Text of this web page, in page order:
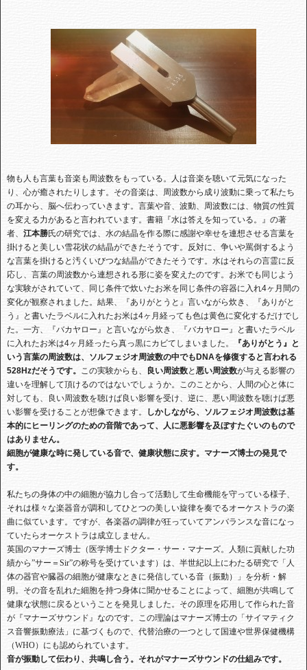
物も人も言葉も音楽も周波数をもっている。人は音楽を聴いて元気になった
り、心が癒されたりします。その音楽は、周波数から成り波動に乗って私たち
の耳から、脳へ伝わっていきます。言葉や音、波動、周波数には、物質の性質
を変える力があると言われています。書籍『水は答えを知っている。』の著
者、 江本勝氏の研究では、水の結晶を作る際に感謝や幸せを連想させる言葉を
掛けると美しい雪花状の結晶ができたそうです。反対に、争いや罵倒するよう
な言葉を掛けると汚くいびつな結晶ができたそうです。水はそれらの言霊に反
応し、言葉の周波数から連想される形に姿を変えたのです。お米でも同じよう
な実験がされていて、同じ条件で炊いたお米を同じ条件の容器に入れ4ヶ月間の
変化が観察されました。結果、『ありがとうと』言いながら炊き、『ありがと
う』と書いたラベルに入れたお米は4ヶ月経っても色は黄色に変化するだけでし
た。一方、『バカヤロー』と言いながら炊き、『バカヤロー』と書いたラベル
に入れたお米は4ヶ月経ったら真っ黒にカビてしまいました。
『ありがとう』と
いう言葉の周波数は、ソルフェジオ周波数の中でも DNAを修復すると言われる
528Hzだそうです。 この実験からも、 良い周波数と悪い周波数が与える影響の
違いを理解して頂けるのではないでしょうか。このことから、人間の心と体に
対しても、良い周波数を聴けば良い影響を受け、逆に、悪い周波数を聴けば悪
い影響を受けることが想像できます。
しかしながら、ソルフェジオ周波数は基
本的にヒーリングのための音階であって、人に悪影響を及ぼすたぐいのもので
はありません。
細胞が健康な時に発している音で、健康状態に戻す。マナーズ博士の発見で
す。
私たちの身体の中の細胞が協力し合って活動して生命機能を守っている様子、
それは様々な楽器音が調和してひとつの美しい旋律を奏でるオーケストラの楽
曲に似ています。ですが、各楽器の調律が狂っていてアンバランスな音になっ
ていたらオーケストラは成立しません。
英国のマナーズ博士（医学博士ドクター・サー・マナーズ。人類に貢献した功
績から”サー＝Sir”の称号を受けています）は、半世紀以上にわたる研究で「人
体の器官や臓器の細胞が健康なときに発信している音（振動）」を分析・解
明。その音を乱れた細胞を持つ身体に聞かせることによって、細胞が共鳴して
健康な状態に戻るということを発見しました。その原理を応用して作られた音
が『マナーズサウンド』なのです。この理論はマナーズ博士の「サイマティク
ス音響振動療法」に基づくもので、代替治療の一つとして国連や世界保健機構
（WHO）にも認められています。
音が振動して伝わり、共鳴し合う。それがマナーズサウンドの仕組みです。